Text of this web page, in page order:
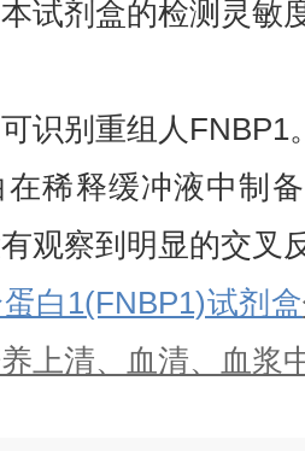
试剂盒的检测灵敏
识别重组 人 FNBP1
稀释缓冲液中制
观察到明显的交叉
白1(FNBP1)试剂盒
上清、血清、血浆